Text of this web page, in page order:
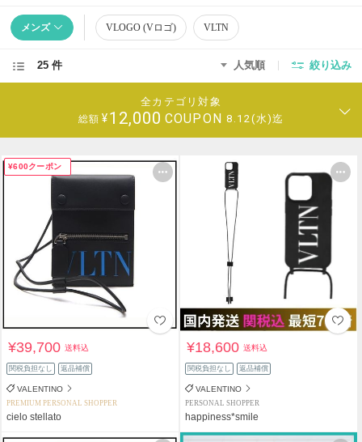
メンズ VLOGO (Vロゴ) VLTN
25 件 人気順 絞り込み
全カテゴリ対象
総額 ¥12,000 COUPON 8.12(水)迄
¥600クーポン
¥39,700送料込
関税負担なし 返品補償
VALENTINO
PREMIUM PERSONAL SHOPPER
cielo stellato
¥18,600送料込
関税負担なし 返品補償
VALENTINO
PERSONAL SHOPPER
happiness*smile